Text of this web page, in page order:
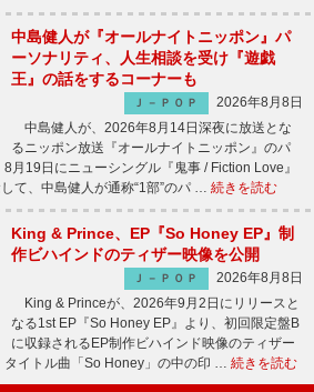
中島健人が『オールナイトニッポン』パ
ーソナリティ、人生相談を受け『遊戯
王』の話をするコーナーも
Ｊ－ＰＯＰ
2026年8月8日
中島健人が、2026年8月14日深夜に放送とな
るニッポン放送『オールナイトニッポン』のパ
19日にニューシングル『鬼事 / Fiction Love』
て、中島健人が通称“1部”のパ … 続きを読む
King & Prince、EP『So Honey EP』制
作ビハインドのティザー映像を公開
Ｊ－ＰＯＰ
2026年8月8日
King & Princeが、2026年9月2日にリリースと
なる1st EP『So Honey EP』より、初回限定盤B
に収録されるEP制作ビハインド映像のティザー
イトル曲「So Honey」の中の印 … 続きを読む